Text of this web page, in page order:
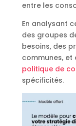
entre les
En analysant
des groupes
besoins, des
communes,
politique de
spécificités.